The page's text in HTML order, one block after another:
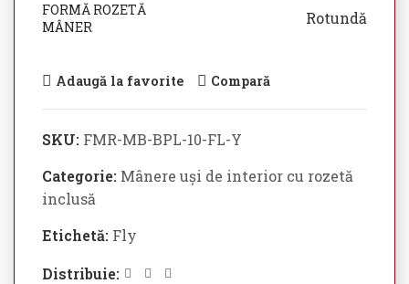
FORMĂ ROZETĂ
MÂNER
Rotundă
Adaugă la favorite Compară
SKU: FMR-MB-BPL-10-FL-Y
Categorie: Mânere uși de interior cu rozetă
inclusă
Etichetă: Fly
Distribuie: